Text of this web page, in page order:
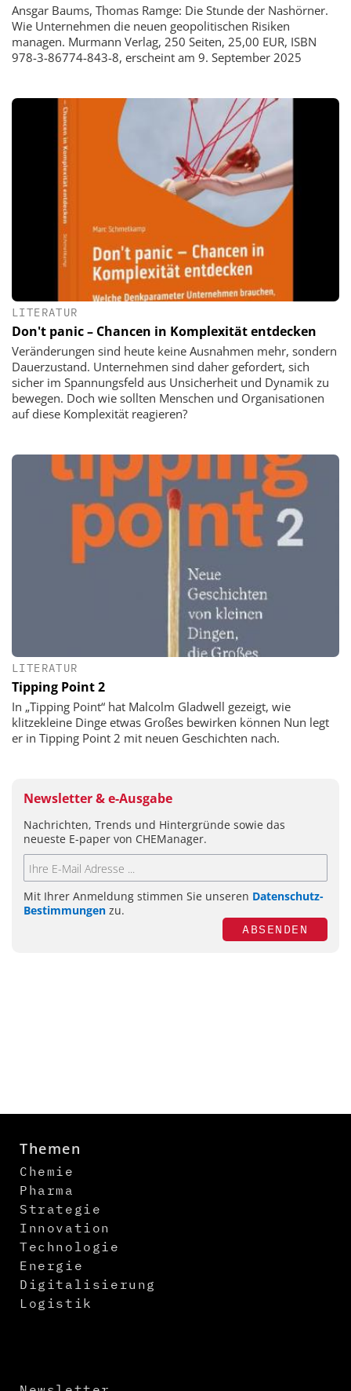
Ansgar Baums, Thomas Ramge: Die Stunde der Nashörner.
Wie Unternehmen die neuen geopolitischen Risiken
managen. Murmann Verlag, 250 Seiten, 25,00 EUR, ISBN
978-3-86774-843-8, erscheint am 9. September 2025
LITERATUR
Don't panic – Chancen in Komplexität entdecken
Veränderungen sind heute keine Ausnahmen mehr, sondern
Dauerzustand. Unternehmen sind daher gefordert, sich
sicher im Spannungsfeld aus Unsicherheit und Dynamik zu
bewegen. Doch wie sollten Menschen und Organisationen
auf diese Komplexität reagieren?
LITERATUR
Tipping Point 2
In „Tipping Point“ hat Malcolm Gladwell gezeigt, wie
klitzekleine Dinge etwas Großes bewirken können Nun legt
er in Tipping Point 2 mit neuen Geschichten nach.
Newsletter & e-Ausgabe
Nachrichten, Trends und Hintergründe sowie das
neueste E-paper von CHEManager.
Mit Ihrer Anmeldung stimmen Sie unseren Datenschutz-
Bestimmungen zu.
ABSENDEN
Themen
Chemie
Pharma
Strategie
Innovation
Technologie
Energie
Digitalisierung
Logistik